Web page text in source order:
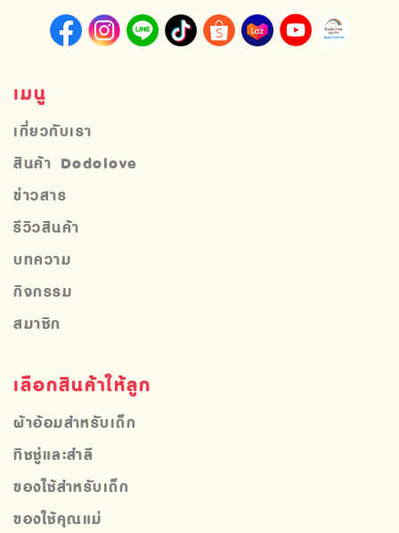
เมนู
เกี่ยวกับเรา
สินค้า Dodolove
ข่าวสาร
รีวิวสินค้า
บทความ
กิจกรรม
สมาชิก
เลือกสินค้าให้ลูก
ผ้าอ้อมสำหรับเด็ก
ทิชชู่และสำลี
ของใช้สำหรับเด็ก
ของใช้คุณแม่